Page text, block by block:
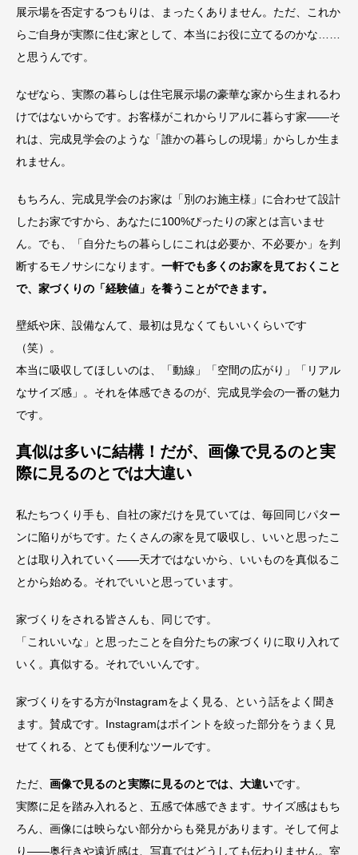
展示場を否定するつもりは、まったくありません。ただ、これか
らご自身が実際に住む家として、本当にお役に立てるのかな……
と思うんです。
なぜなら、実際の暮らしは住宅展示場の豪華な家から生まれるわ
けではないからです。お客様がこれからリアルに暮らす家——そ
れは、完成見学会のような「誰かの暮らしの現場」からしか生ま
れません。
もちろん、完成見学会のお家は「別のお施主様」に合わせて設計
したお家ですから、あなたに100%ぴったりの家とは言いませ
ん。でも、「自分たちの暮らしにこれは必要か、不必要か」を判
断するモノサシになります。 一軒でも多くのお家を見ておくこと
で、家づくりの「経験値」を養うことができます。
壁紙や床、設備なんて、最初は見なくてもいいくらいです
（笑）。
本当に吸収してほしいのは、「動線」「空間の広がり」「リアル
なサイズ感」。それを体感できるのが、完成見学会の一番の魅力
です。
真似は多いに結構！だが、画像で見るのと実
際に見るのとでは大違い
私たちつくり手も、自社の家だけを見ていては、毎回同じパター
ンに陥りがちです。たくさんの家を見て吸収し、いいと思ったこ
とは取り入れていく——天才ではないから、いいものを真似るこ
とから始める。それでいいと思っています。
家づくりをされる皆さんも、同じです。
「これいいな」と思ったことを自分たちの家づくりに取り入れて
いく。真似する。それでいいんです。
家づくりをする方がInstagramをよく見る、という話をよく聞き
ます。賛成です。Instagramはポイントを絞った部分をうまく見
せてくれる、とても便利なツールです。
ただ、 画像で見るのと実際に見るのとでは、大違いです。
実際に足を踏み入れると、五感で体感できます。サイズ感はもち
ろん、画像には映らない部分からも発見があります。そして何よ
り——奥行きや遠近感は、写真ではどうしても伝わりません。室